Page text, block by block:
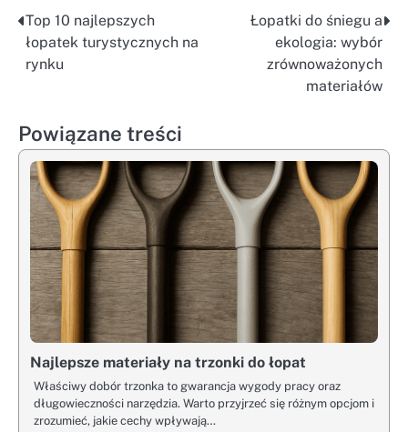
Nawigacja
wpisu
Top 10 najlepszych
łopatek turystycznych na
rynku
Łopatki do śniegu a
ekologia: wybór
zrównoważonych
materiałów
Powiązane treści
Najlepsze materiały na trzonki do łopat
Właściwy dobór trzonka to gwarancja wygody pracy oraz
długowieczności narzędzia. Warto przyjrzeć się różnym opcjom i
zrozumieć, jakie cechy wpływają…